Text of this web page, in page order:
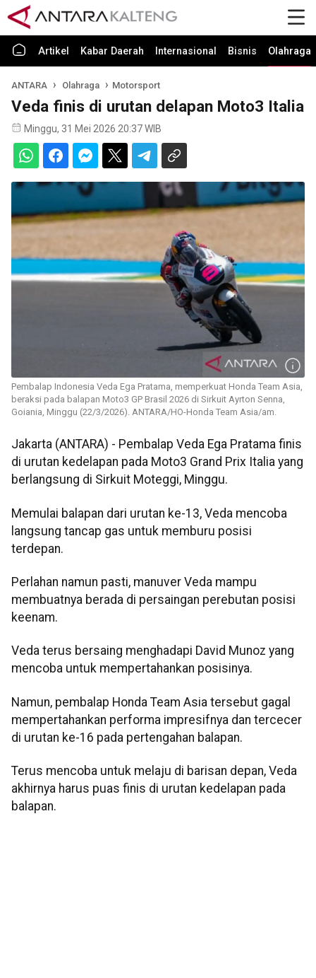
Artikel Kabar Daerah Internasional Bisnis Olahraga
ANTARA Olahraga Motorsport
Veda finis di urutan delapan Moto3 Italia
Minggu, 31 Mei 2026 20:37 WIB
Pembalap Indonesia Veda Ega Pratama, memperkuat Honda Team Asia,
beraksi pada balapan Moto3 GP Brasil 2026 di Sirkuit Ayrton Senna,
Goiania, Minggu (22/3/2026). ANTARA/HO-Honda Team Asia/am.
Jakarta (ANTARA) - Pembalap Veda Ega Pratama finis
di urutan kedelapan pada Moto3 Grand Prix Italia yang
berlangsung di Sirkuit Moteggi, Minggu.
Memulai balapan dari urutan ke-13, Veda mencoba
langsung tancap gas untuk memburu posisi
terdepan.
Perlahan namun pasti, manuver Veda mampu
membuatnya berada di persaingan perebutan posisi
keenam.
Veda terus bersaing menghadapi David Munoz yang
mencoba untuk mempertahankan posisinya.
Namun, pembalap Honda Team Asia tersebut gagal
mempertahankan performa impresifnya dan tercecer
di urutan ke-16 pada pertengahan balapan.
Terus mencoba untuk melaju di barisan depan, Veda
akhirnya harus puas finis di urutan kedelapan pada
balapan.